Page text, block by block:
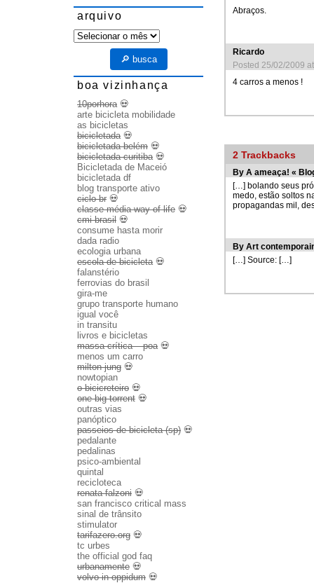
Abraços.
Ricardo
Posted 25/02/2009
4 carros a menos !
2 Trackbacks
By A ameaça! «
[…] bolando seus
medo, estão soltos
propagandas mil,
By Art
[…] Source: […]
arquivo
arquivo
🔎 busca
boa vizinhança
10porhora💀
arte bicicleta mobilidade
as bicicletas
bicicletada💀
bicicletada belém 💀
bicicletada curitiba💀
Bicicletada de Maceió
bicicletada df
blog transporte ativo
ciclo br 💀
classe média way of life 💀
cmi brasil 💀
consume hasta morir
dada radio
ecologia urbana
escola de bicicleta💀
falanstério
ferrovias do brasil
gira-me
grupo transporte humano
igual você
in transitu
livros e bicicletas
massa crítica – poa💀
menos um carro
milton jung 💀
nowtopian
o bicicreteiro 💀
one big torrent 💀
outras vias
panóptico
passeios de bicicleta (sp) 💀
pedalante
pedalinas
psico-ambiental
quintal
recicloteca
renata falzoni 💀
san francisco critical mass
sinal de trânsito
stimulator
tarifazero.org 💀
tc urbes
the official god faq
urbanamente 💀
volvo in oppidum 💀